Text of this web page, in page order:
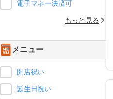
電子マネー決済可
もっと見る
メニュー
開店祝い
誕生日祝い